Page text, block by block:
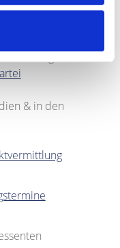
sehr gut
& in den